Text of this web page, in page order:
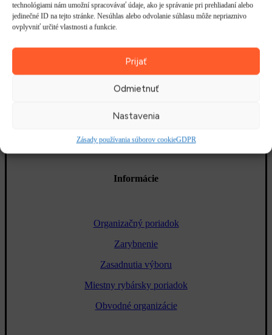
technológiami nám umožní spracovávať údaje, ako je správanie pri prehliadaní alebo
jedinečné ID na tejto stránke. Nesúhlas alebo odvolanie súhlasu môže nepriaznivo
ovplyvniť určité vlastnosti a funkcie.
Prijať
Odmietnuť
Nastavenia
Zásady používania súborov cookieGDPR
Informácie
Organizačný poriadok
Zarybnenie
Zasadnutia výboru
Miestny rybársky poriadok
Obvodné organizácie